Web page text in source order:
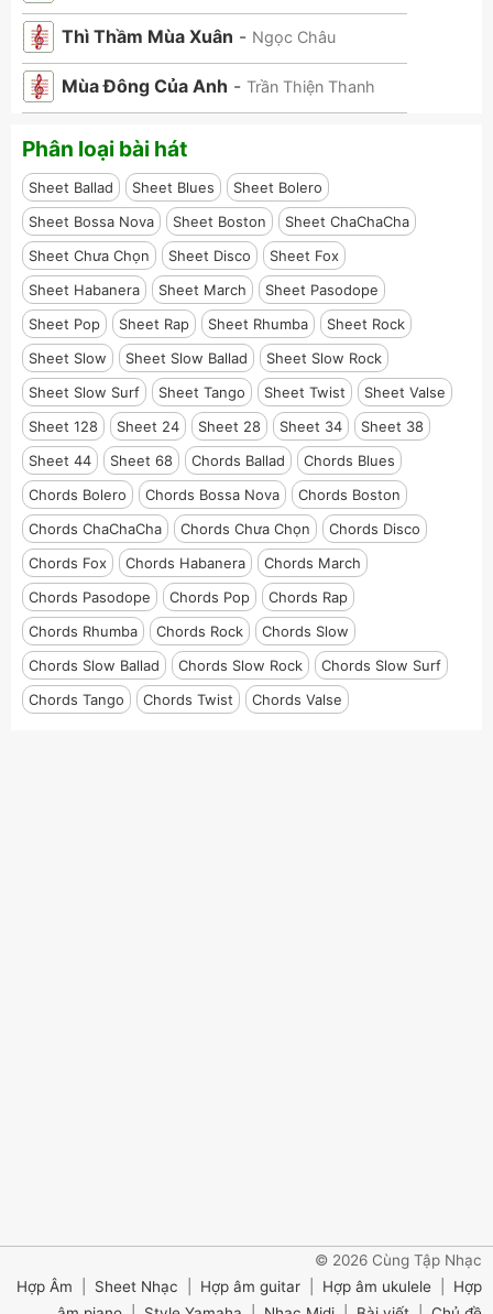
Thì Thầm Mùa Xuân - Ngọc Châu
Mùa Đông Của Anh - Trần Thiện Thanh
Phân loại bài hát
Sheet Ballad Sheet Blues
Sheet Bolero
Sheet Bossa Nova
Sheet Boston
Sheet ChaChaCha
Sheet Chưa Chọn
Sheet Disco
Sheet Fox
Sheet Habanera
Sheet March
Sheet Pasodope
Sheet Pop
Sheet Rap Sheet Rhumba
Sheet Rock
Sheet Slow
Sheet Slow Ballad
Sheet Slow Rock
Sheet Slow Surf
Sheet Tango Sheet Twist
Sheet Valse
Sheet 128
Sheet 24 Sheet 28 Sheet 34
Sheet 38
Sheet 44
Sheet 68 Chords Ballad
Chords Blues
Chords Bolero
Chords Bossa Nova
Chords Boston
Chords ChaChaCha
Chords Chưa Chọn
Chords Disco
Chords Fox
Chords Habanera
Chords March
Chords Pasodope
Chords Pop
Chords Rap
Chords Rhumba
Chords Rock
Chords Slow
Chords Slow Ballad
Chords Slow Rock
Chords Slow Surf
Chords Tango
Chords Twist Chords Valse
© 2026 Cùng Tập Nhạc
Hợp Âm
Sheet Nhạc Hợp âm guitar Hợp âm ukulele
Hợp